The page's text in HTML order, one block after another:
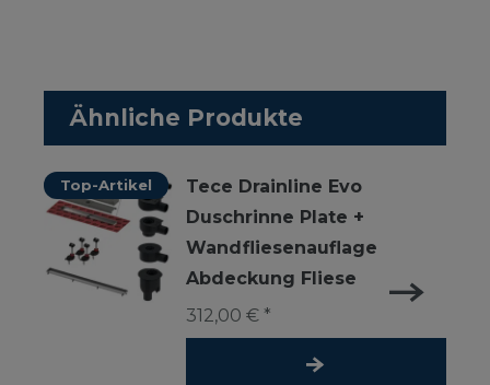
Ähnliche Produkte
Top-Artikel
Tece Drainline Evo
Duschrinne Plate +
Wandfliesenauflage
Abdeckung Fliese
312,00 € *